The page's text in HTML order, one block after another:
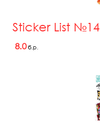
Sticker List №14
8.0б.р.